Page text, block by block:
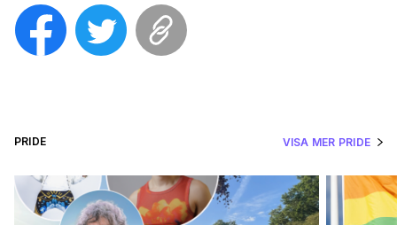
PRIDE VISA MER PRIDE